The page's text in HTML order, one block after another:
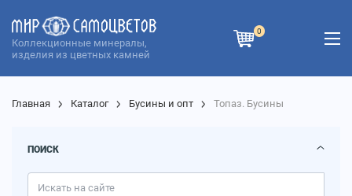
Коллекционные минералы,
изделия из цветных камней
0
Главная Каталог Бусины и опт Топаз. Бусины
ПОИСК